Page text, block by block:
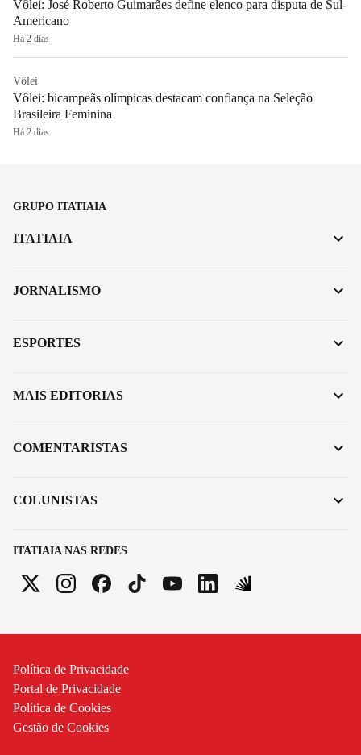
Vôlei: José Roberto Guimarães define elenco para disputa de Sul-
Americano
Há 2 dias
Vôlei
Vôlei: bicampeãs olímpicas destacam confiança na Seleção
Brasileira Feminina
Há 2 dias
GRUPO ITATIAIA
ITATIAIA NAS REDES
ITATIAIA
JORNALISMO
ESPORTES
MAIS EDITORIAS
COMENTARISTAS
COLUNISTAS
Política de Privacidade
Portal de Privacidade
Política de Cookies
Gestão de Cookies